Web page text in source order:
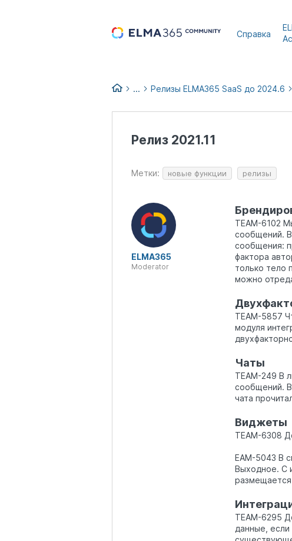
Справка
...
Список изменений версий ELMA365
Релизы ELMA365 SaaS до 2024.6
Релиз 2021.11
Метки: новые функции релизы
ELMA365
Moderator
TEAM-6102
сообщений. В
сообщения:
фактора
только тело
можно
TEAM-5857
модуля
Чаты
TEAM-249 В
сообщений.
чата
Виджеты
TEAM-6308
EAM-5043 В
Выходное. С
TEAM-6295
данные,